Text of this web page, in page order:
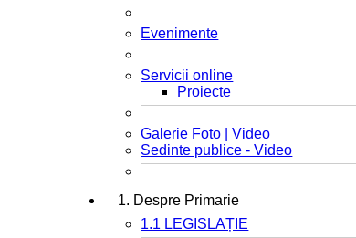
Evenimente
Servicii online
Proiecte
Galerie Foto | Video
Sedinte publice - Video
1. Despre Primarie
1.1 LEGISLAȚIE